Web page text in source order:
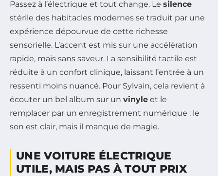
Passez à l’électrique et tout change. Le silence
stérile des habitacles modernes se traduit par une
expérience dépourvue de cette richesse
sensorielle. L’accent est mis sur une accélération
rapide, mais sans saveur. La sensibilité tactile est
réduite à un confort clinique, laissant l’entrée à un
ressenti moins nuancé. Pour Sylvain, cela revient à
écouter un bel album sur un vinyle et le
remplacer par un enregistrement numérique : le
son est clair, mais il manque de magie.
UNE VOITURE ÉLECTRIQUE
UTILE, MAIS PAS À TOUT PRIX